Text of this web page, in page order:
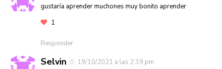
gustaría aprender muchones muy bonito aprender
1
Responder
Selvin
19/10/2021 a las 2:39 pm